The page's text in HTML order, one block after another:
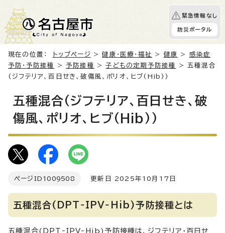
緊急情報なし
防災ポータル
現在の位置： トップページ >健康・医療・福祉 > 健康 > 感染症
予防・予防接種
>予防接種 >子どもの定期予防接種
> 五種混合
(ジフテリア、百日せき、破傷風、ポリオ、ヒブ(Hib))
五種混合(ジフテリア、百日せき、破
傷風、ポリオ、ヒブ(Hib))
ページID 1009508 更新日 2025年10月17日
五種混合(DPT‐IPV‐Hib)予防接種とは
五種混合(DPT‐IPV‐Hib)予防接種は、ジフテリア・百日せ